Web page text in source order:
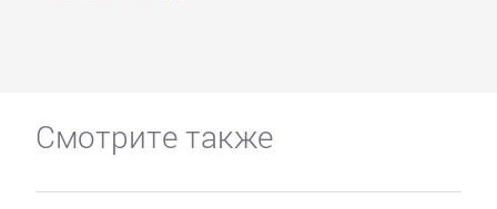
Смотрите также